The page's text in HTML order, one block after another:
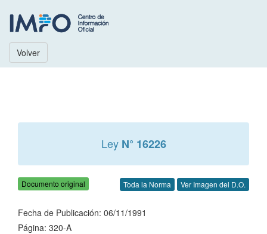
Volver
Ley N° 16226
Documento original Toda la Norma Ver Imagen del D.O.
Fecha de Publicación: 06/11/1991
Página: 320-A